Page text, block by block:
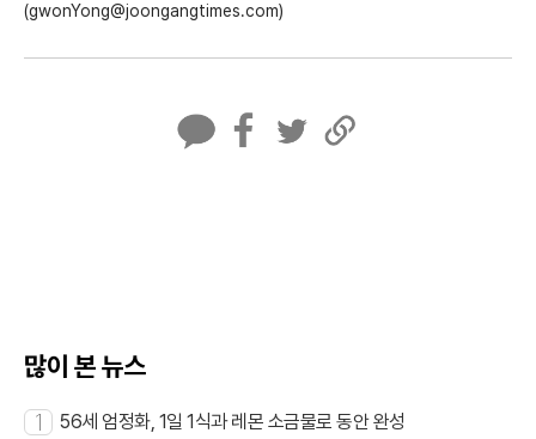
(gwonYong@joongangtimes.com)
많이 본 뉴스
1 56세 엄정화, 1일 1식과 레몬 소금물로 동안 완성